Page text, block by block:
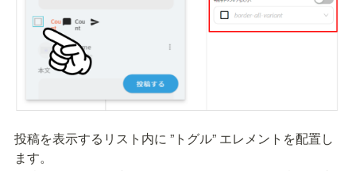
投稿を表示するリスト内に ”トグル” エレメントを配置し
ます。